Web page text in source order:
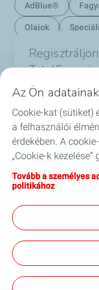
És értesüljön a
TotalEnergies
*Required fields
I agree to
Legal mentions
AdBlue®
Olajok
Termékek
Szolgáltatások
Biztonság
GYIK
Adatvédelmi
Az Ön
Cookie-kat (sütiket)
a felhasználói
érdekében. A
„Cookie-k
gombra kattintva
tárolásához.
technikai cookie-kat
látogasson el a
vonatkozó politika”
Tovább a személyes
politikához